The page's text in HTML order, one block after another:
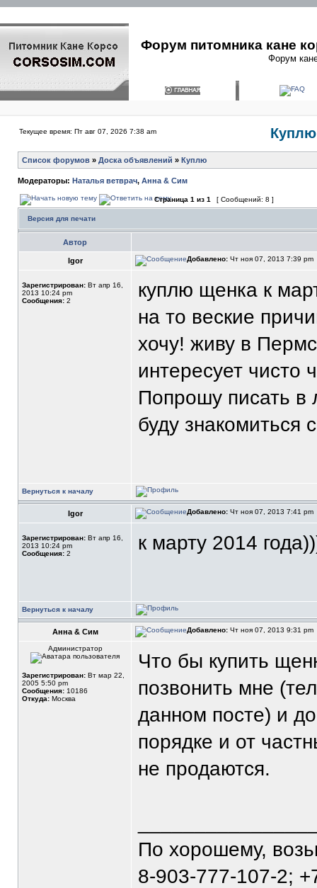
Форум питомника кане
Форум
Текущее время: Пт авг 07, 2026 7:38 am Куплю
Список форумов » Доска объявлений » Куплю
Модераторы: Наталья ветврач, Анна & Сим
Страница 1 из 1 [ Сообщений: 8 ]
Версия для печати
Автор
Igor Добавлено: Чт ноя 07, 2013 7:39 pm
Зарегистрирован: Вт апр 16,
2013 10:24 pm
Сообщения: 2
куплю щенка к
на то веские
хочу! живу в
интересует чисто
Попрошу писать в
буду знакомиться
Вернуться к началу
Igor Добавлено: Чт ноя 07, 2013 7:41 pm
Зарегистрирован: Вт апр 16,
2013 10:24 pm
Сообщения: 2 к марту 2014
Вернуться к началу
Анна & Сим Добавлено: Чт ноя 07, 2013 9:31 pm
Администратор
Зарегистрирован: Вт мар 22,
2005 5:50 pm
Сообщения: 10186
Откуда: Москва
Что бы купить
позвонить мне
данном посте) и
порядке и от
не продаются.
По хорошему,
8-903-777-107-2;